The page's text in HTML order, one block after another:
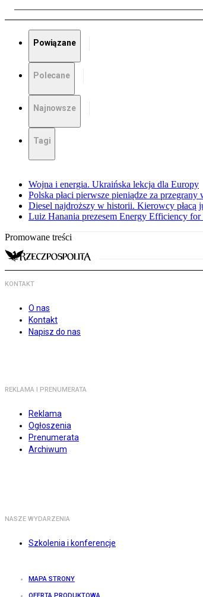
Powiązane
Polecane
Najnowsze
Tagi
Wojna i energia. Ukraińska lekcja dla Europy
Polska płaci pierwsze pieniądze za
Diesel najdroższy w historii. Kierowcy płacą
Luiz Hanania prezesem Energy Efficiency for
Promowane treści
KONTAKT
O nas
Kontakt
Napisz do nas
REKLAMA I PRENUMERATA
Reklama
Ogłoszenia
Prenumerata
Archiwum
NASZE WYDARZENIA
Szkolenia i konferencje
MAPA STRONY